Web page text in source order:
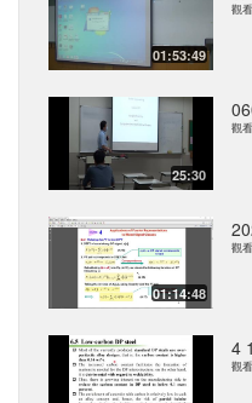
01:53:49
觀
25:30
觀
01:14:48
觀
4
觀